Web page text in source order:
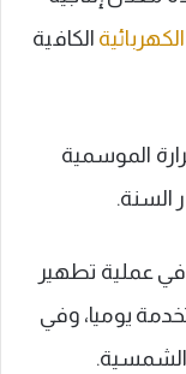
الكافية
الموسمية
السنة.
عملية تطهير
يوميا، وفي
الشمسية.